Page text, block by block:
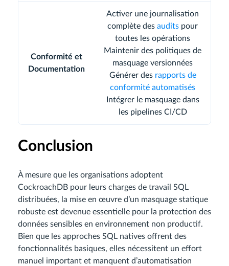
Conformité et
Documentation
Activer une journalisation
complète des audits pour
toutes les opérations
Maintenir des politiques de
masquage versionnées
Générer des rapports de
conformité automatisés
Intégrer le masquage dans
les pipelines CI/CD
Conclusion
À mesure que les organisations adoptent
CockroachDB pour leurs charges de travail SQL
distribuées, la mise en œuvre d’un masquage statique
robuste est devenue essentielle pour la protection des
données sensibles en environnement non productif.
Bien que les approches SQL natives offrent des
fonctionnalités basiques, elles nécessitent un effort
manuel important et manquent d’automatisation